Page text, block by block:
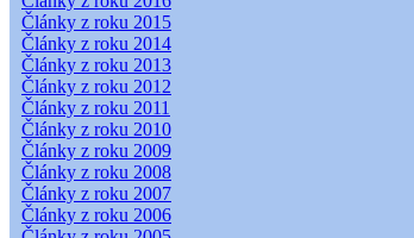
Články z roku 2015
Články z roku 2014
Články z roku 2013
Články z roku 2012
Články z roku 2011
Články z roku 2010
Články z roku 2009
Články z roku 2008
Články z roku 2007
Články z roku 2006